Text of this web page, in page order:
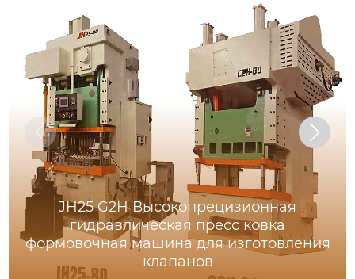
JH25 G2H Высокопрецизионная
гидравлическая пресс ковка
формовочная машина для изготовления
клапанов